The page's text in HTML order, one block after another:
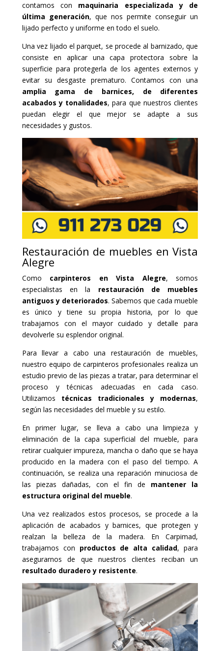
contamos con maquinaria especializada y de
última generación, que nos permite conseguir un
lijado perfecto y uniforme en todo el suelo.
Una vez lijado el parquet, se procede al barnizado, que
consiste en aplicar una capa protectora sobre la
superficie para protegerla de los agentes externos y
evitar su desgaste prematuro. Contamos con una
amplia gama de barnices, de diferentes
acabados y tonalidades, para que nuestros clientes
puedan elegir el que mejor se adapte a sus
necesidades y gustos.
Restauración de muebles en Vista
Alegre
Como carpinteros en Vista Alegre, somos
especialistas en la restauración de muebles
antiguos y deteriorados. Sabemos que cada mueble
es único y tiene su propia historia, por lo que
trabajamos con el mayor cuidado y detalle para
devolverle su esplendor original.
Para llevar a cabo una restauración de muebles,
nuestro equipo de carpinteros profesionales realiza un
estudio previo de las piezas a tratar, para determinar el
proceso y técnicas adecuadas en cada caso.
Utilizamos técnicas tradicionales y modernas,
según las necesidades del mueble y su estilo.
En primer lugar, se lleva a cabo una limpieza y
eliminación de la capa superficial del mueble, para
retirar cualquier impureza, mancha o daño que se haya
producido en la madera con el paso del tiempo. A
continuación, se realiza una reparación minuciosa de
las piezas dañadas, con el fin de mantener la
estructura original del mueble.
Una vez realizados estos procesos, se procede a la
aplicación de acabados y barnices, que protegen y
realzan la belleza de la madera. En Carpimad,
trabajamos con productos de alta calidad, para
asegurarnos de que nuestros clientes reciban un
resultado duradero y resistente.